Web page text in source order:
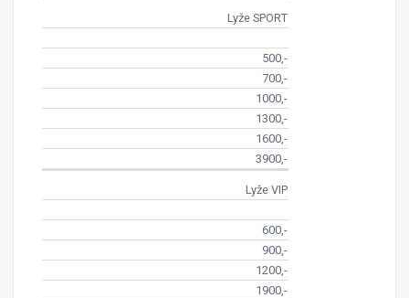
Lyže SPORT
500,-
700,-
1000,-
1300,-
1600,-
3900,-
Lyže VIP
600,-
900,-
1200,-
1900,-